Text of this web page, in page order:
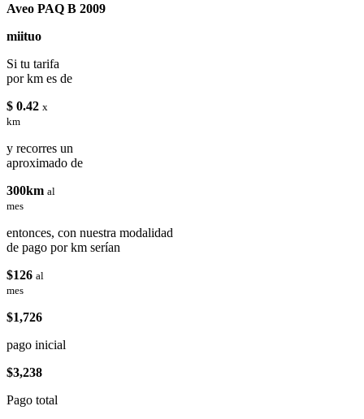
Aveo PAQ B 2009
miituo
Si tu tarifa
por km es de
$ 0.42 x
km
y recorres un
aproximado de
300km al
mes
entonces, con nuestra modalidad
de pago por km serían
$126 al
mes
$1,726
pago inicial
$3,238
Pago total